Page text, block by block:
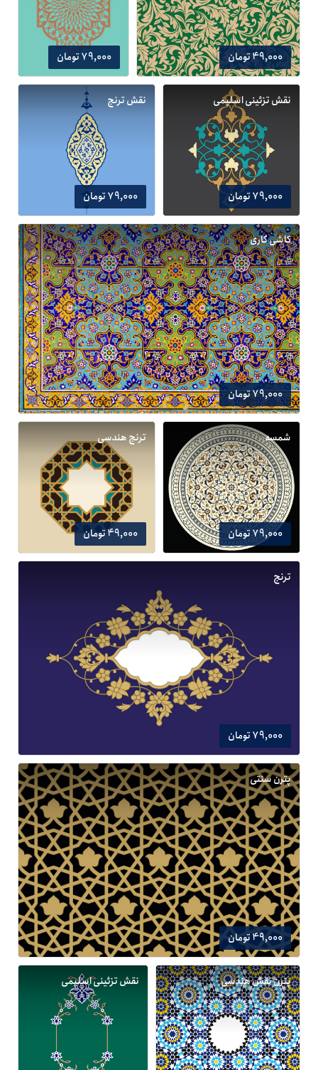
49,000 تومان 79,000 تومان
نقش تزئینی اسلیمی
79,000 تومان
نقش ترنج
79,000 تومان
کاشی کاری
79,000 تومان
شمسه
79,000 تومان
ترنج هندسی
49,000 تومان
ترنج
79,000 تومان
پترن سنتی
49,000 تومان
پترن نقش هندسی نقش تزئینی اسلیمی